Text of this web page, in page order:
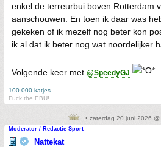
enkel de terreurbui boven Rotterdam
aanschouwen. En toen ik daar was
gekeken of ik mezelf nog beter kon
ik al dat ik beter nog wat noordelijker
Volgende keer met @SpeedyGJ
100.000 katjes
Fuck the EBU!
• zaterdag 20 juni 2026 @
Moderator / Redactie Sport
Nattekat